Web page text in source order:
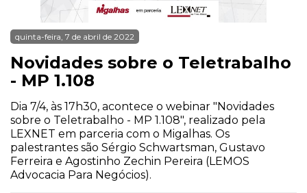
quinta-feira, 7 de abril de 2022
Novidades sobre o Teletrabalho
- MP 1.108
Dia 7/4, às 17h30, acontece o webinar "Novidades
sobre o Teletrabalho - MP 1.108", realizado pela
LEXNET em parceria com o Migalhas. Os
palestrantes são Sérgio Schwartsman, Gustavo
Ferreira e Agostinho Zechin Pereira (LEMOS
Advocacia Para Negócios).